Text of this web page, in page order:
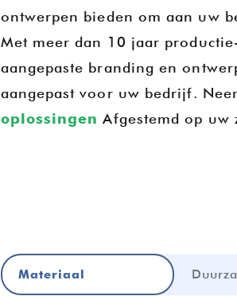
ontwerpen bieden om aan uw
Met meer dan 10 jaar
aangepaste branding en
aangepast voor uw bedrijf.
oplossingen Afgestemd op uw
Materiaal